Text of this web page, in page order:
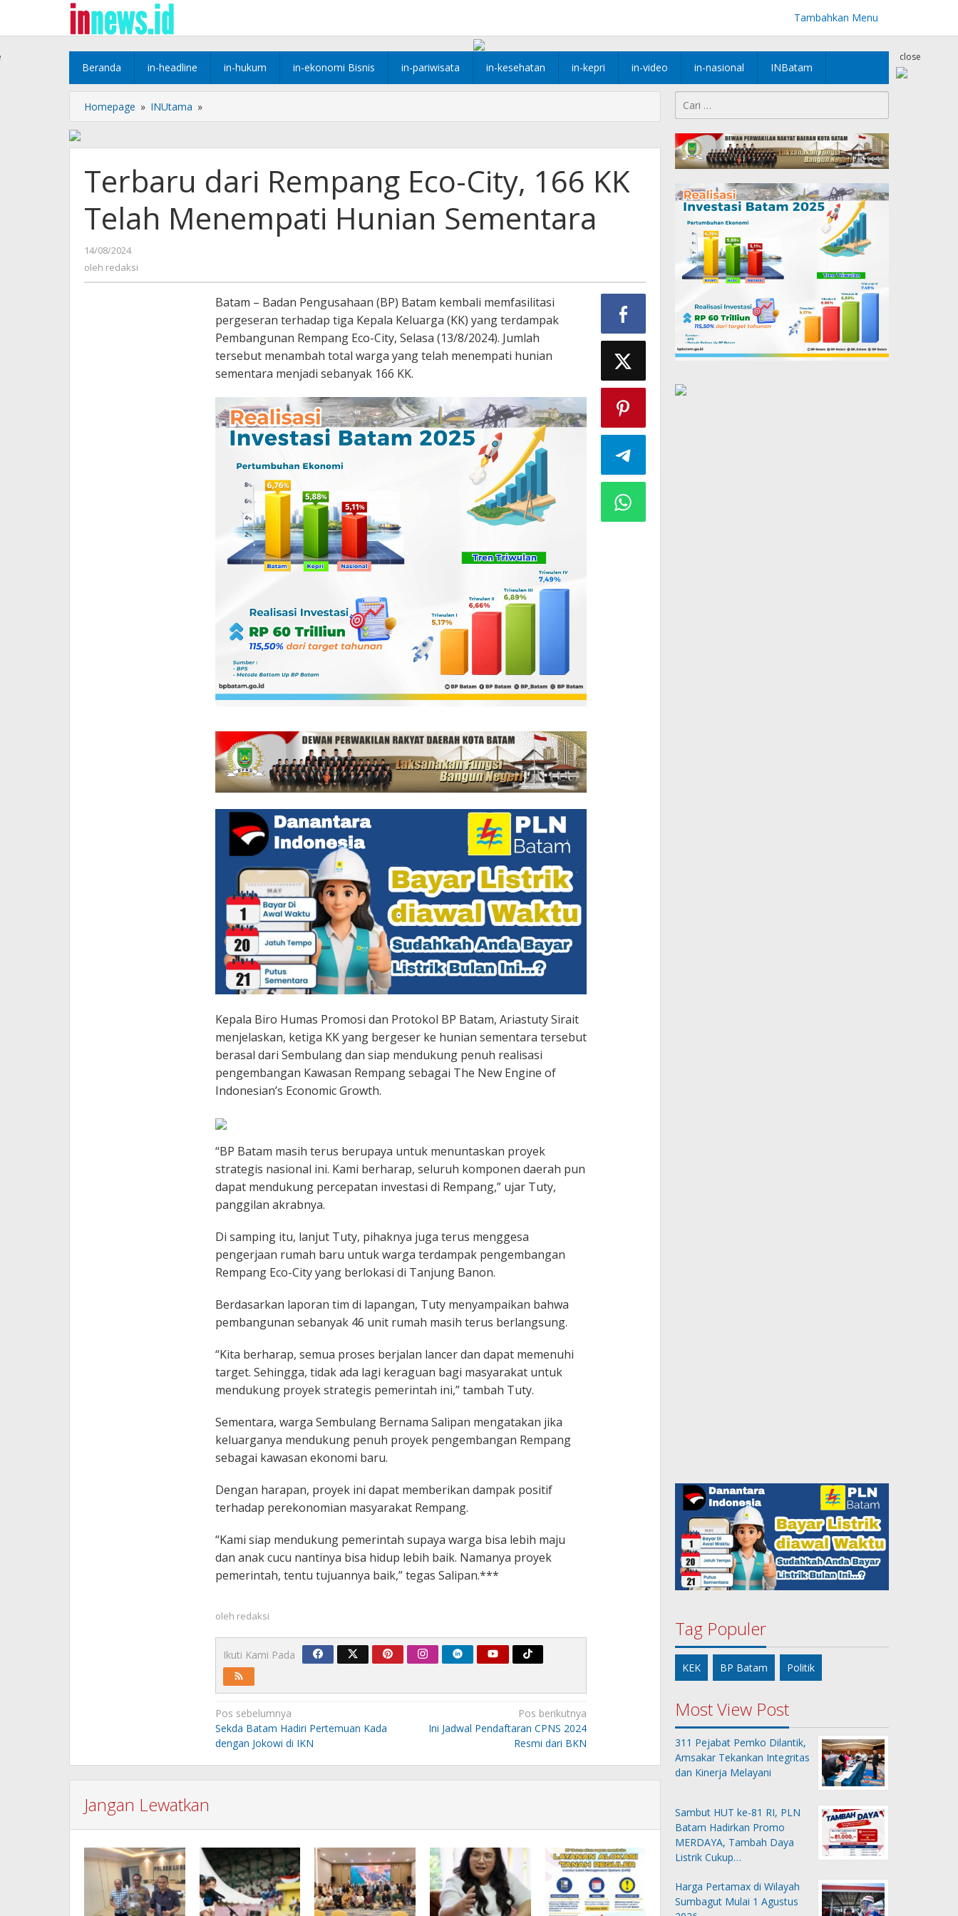
konten
Tambahkan Menu
Beranda in-headline in-hukum in-ekonomi Bisnis in-pariwisata in-kesehatan in-kepri in-video in-nasional INBatam
close
Homepage » INUtama »
dari
Eco-
City,
166
KK
Telah
Menempati
Terbaru dari Rempang Eco-City, 166 KK
Telah Menempati Hunian Sementara
14/08/2024
redaksi
oleh redaksi
Batam – Badan Pengusahaan (BP) Batam kembali memfasilitasi
pergeseran terhadap tiga Kepala Keluarga (KK) yang terdampak
Pembangunan Rempang Eco-City, Selasa (13/8/2024). Jumlah
tersebut menambah total warga yang telah menempati hunian
sementara menjadi sebanyak 166 KK.
Kepala Biro Humas Promosi dan Protokol BP Batam, Ariastuty Sirait
menjelaskan, ketiga KK yang bergeser ke hunian sementara tersebut
berasal dari Sembulang dan siap mendukung penuh realisasi
pengembangan Kawasan Rempang sebagai The New Engine of
Indonesian’s Economic Growth.
“BP Batam masih terus berupaya untuk menuntaskan proyek
strategis nasional ini. Kami berharap, seluruh komponen daerah pun
dapat mendukung percepatan investasi di Rempang,” ujar Tuty,
panggilan akrabnya.
Di samping itu, lanjut Tuty, pihaknya juga terus menggesa
pengerjaan rumah baru untuk warga terdampak pengembangan
Rempang Eco-City yang berlokasi di Tanjung Banon.
Berdasarkan laporan tim di lapangan, Tuty menyampaikan bahwa
pembangunan sebanyak 46 unit rumah masih terus berlangsung.
“Kita berharap, semua proses berjalan lancer dan dapat memenuhi
target. Sehingga, tidak ada lagi keraguan bagi masyarakat untuk
mendukung proyek strategis pemerintah ini,” tambah Tuty.
Sementara, warga Sembulang Bernama Salipan mengatakan jika
keluarganya mendukung penuh proyek pengembangan Rempang
sebagai kawasan ekonomi baru.
Dengan harapan, proyek ini dapat memberikan dampak positif
terhadap perekonomian masyarakat Rempang.
“Kami siap mendukung pemerintah supaya warga bisa lebih maju
dan anak cucu nantinya bisa hidup lebih baik. Namanya proyek
pemerintah, tentu tujuannya baik,” tegas Salipan.***
oleh redaksi
Ikuti Kami Pada
Navigasi
pos
Pos sebelumnya
Sekda Batam Hadiri Pertemuan Kada
dengan Jokowi di IKN
Pos berikutnya
Ini Jadwal Pendaftaran CPNS 2024
Resmi dari BKN
Jangan Lewatkan
untuk:
Tag Populer
KEK BP Batam Politik
Most View Post
311 Pejabat Pemko Dilantik,
Amsakar Tekankan Integritas
dan Kinerja Melayani
Sambut HUT ke-81 RI, PLN
Batam Hadirkan Promo
MERDAYA, Tambah Daya
Listrik Cukup…
Harga Pertamax di Wilayah
Sumbagut Mulai 1 Agustus